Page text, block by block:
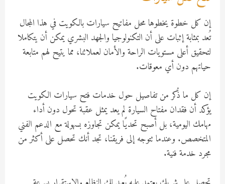
إن كل خطوة يخطوها محل مفاتيح سيارات بالكويت في هذا المجال
تُعد بمثابة إثبات على أن التكنولوجيا والجهد البشري يمكن أن يتكاملا
لتحقيق أعلى مستويات الراحة والأمان لعملائنا، مما يتيح لهم متابعة
حياتهم دون أي معوقات.
إن كل ما ذُكر من تفاصيل حول خدمات فتح سيارات الكويت
يؤكد أن فقدان مفتاح السيارة لم يعد يمثل عقبة تحول دون أداء
مهامك اليومية، بل أصبح تحديًا يمكن تجاوزه بسهولة مع الدعم الفني
المتخصص. وعندما تتوجه إلى فريقنا، تجد أنك تحصل على أكثر من
مجرد خدمة فنية.